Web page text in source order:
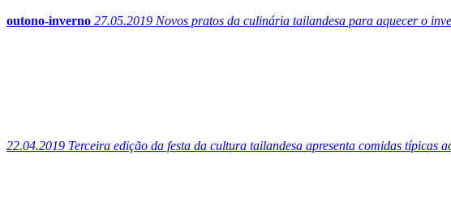
outono-inverno 27.05.2019 Novos pratos da culinária tailandesa para aquecer o
22.04.2019 Terceira edição da festa da cultura tailandesa apresenta comidas típicas